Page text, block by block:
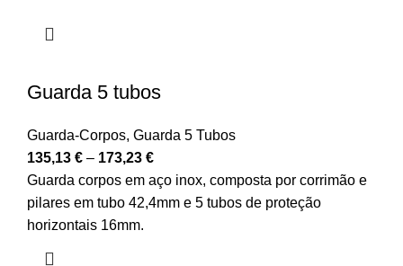
Guarda 5 tubos
Guarda-Corpos, Guarda 5 Tubos
135,13 € – 173,23 €
Guarda corpos em aço inox, composta por corrimão e
pilares em tubo 42,4mm e 5 tubos de proteção
horizontais 16mm.